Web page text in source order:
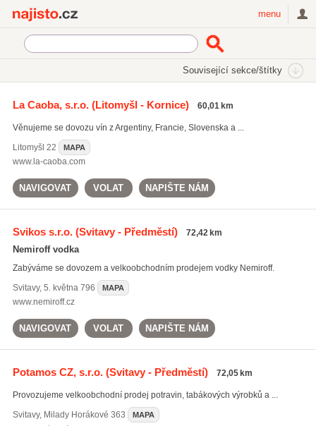
menu
Související sekce/štítky
Potraviny a nápoje
La Caoba, s.r.o.(Litomyšl - Kornice) 60,01 km
Věnujeme se dovozu vín z Argentiny, Francie, Slovenska a ...
Litomyšl 22 MAPA
www.la-caoba.com
NAVIGOVAT VOLAT NAPIŠTE NÁM
Svikos s.r.o.(Svitavy - Předměstí) 72,42 km
Nemiroff vodka
Zabýváme se dovozem a velkoobchodním prodejem vodky Nemiroff.
Svitavy, 5. května 796 MAPA
www.nemiroff.cz
NAVIGOVAT VOLAT NAPIŠTE NÁM
Potamos CZ, s.r.o.(Svitavy - Předměstí) 72,05 km
Provozujeme velkoobchodní prodej potravin, tabákových výrobků a ...
Svitavy, Milady Horákové 363 MAPA